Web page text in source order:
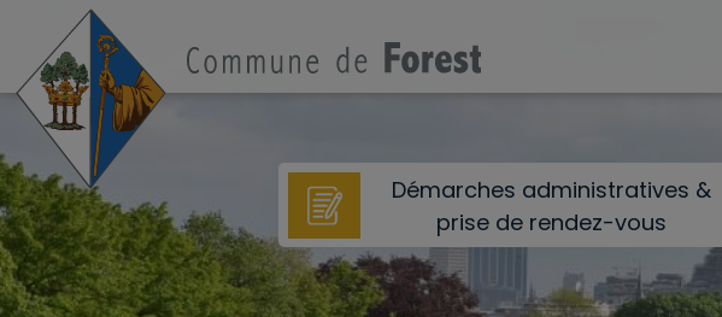
Aller au contenu principal
Démarches administratives &
prise de rendez-vous